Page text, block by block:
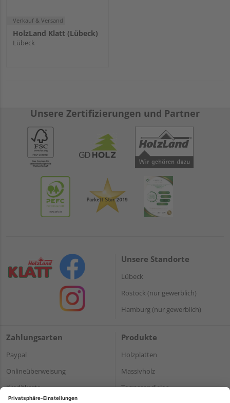
Verkauf & Versand
HolzLand Klatt (Lübeck)
Lübeck
Unsere Zertifizierungen und Partner
Unsere Standorte
Lübeck
Rostock (nur gewerblich)
Hamburg (nur gewerblich)
Zahlungsarten
Paypal
Onlineüberweisung
Kreditkarte
Produkte
Holzplatten
Massivholz
Terrassendielen